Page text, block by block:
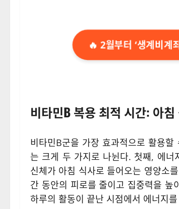
🔥 2월부터 ‘생계비
비타민B 복용 최적 시간: 아
비타민B군을 가장 효과적으로 활용할
는 크게 두 가지로 나뉜다. 첫째, 에너
신체가 아침 식사로 들어오는 영양소
간 동안의 피로를 줄이고 집중력을 높
하루의 활동이 끝난 시점에서 에너지